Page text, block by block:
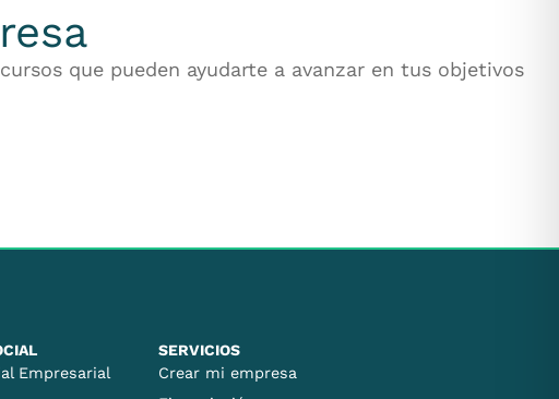
que pueden ayudarte a avanzar en tus objetivos
Empresarial
SERVICIOS
Crear mi empresa